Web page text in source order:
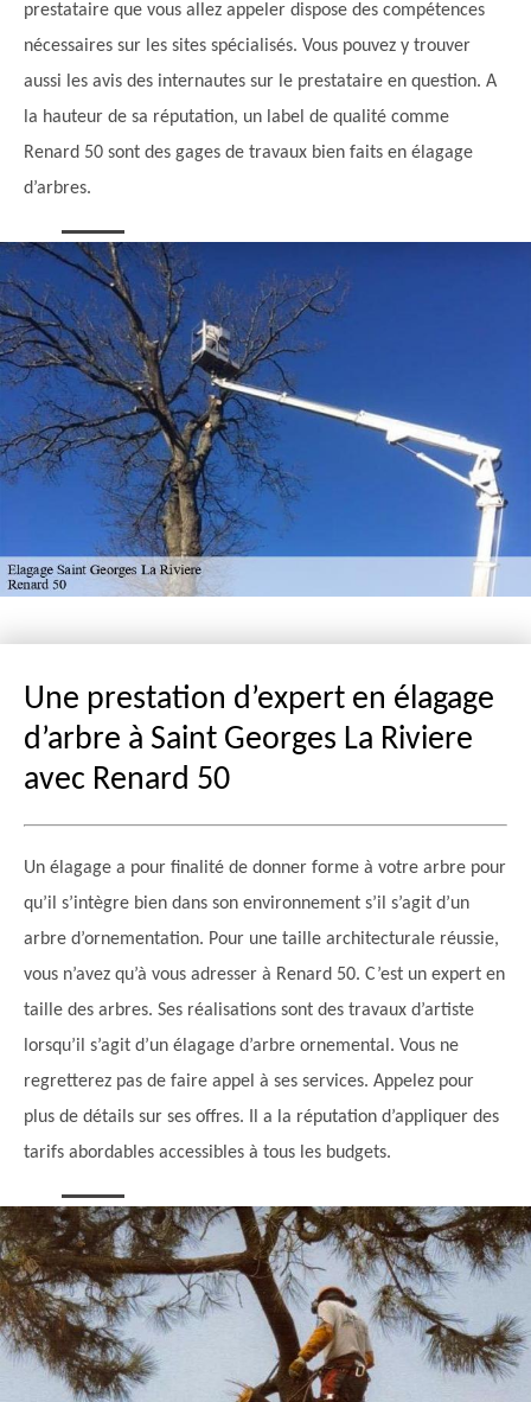
prestataire que vous allez appeler dispose des compétences
nécessaires sur les sites spécialisés. Vous pouvez y trouver
aussi les avis des internautes sur le prestataire en question. A
la hauteur de sa réputation, un label de qualité comme
Renard 50 sont des gages de travaux bien faits en élagage
d’arbres.
Une prestation d’expert en élagage
d’arbre à Saint Georges La Riviere
avec Renard 50
Un élagage a pour finalité de donner forme à votre arbre pour
qu’il s’intègre bien dans son environnement s’il s’agit d’un
arbre d’ornementation. Pour une taille architecturale réussie,
vous n’avez qu’à vous adresser à Renard 50. C’est un expert en
taille des arbres. Ses réalisations sont des travaux d’artiste
lorsqu’il s’agit d’un élagage d’arbre ornemental. Vous ne
regretterez pas de faire appel à ses services. Appelez pour
plus de détails sur ses offres. Il a la réputation d’appliquer des
tarifs abordables accessibles à tous les budgets.